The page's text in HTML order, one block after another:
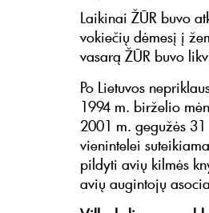
Laikinai ŽŪR buvo
vokiečių dėmesį į
vasarą ŽŪR buvo
Po Lietuvos
1994 m. birželio
2001 m. gegužės
vienintelei
pildyti avių kilmės
avių augintojų